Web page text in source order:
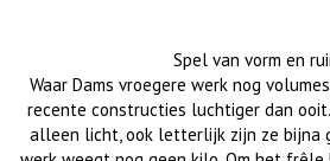
Spel van vorm en
Waar Dams vroegere werk nog
recente constructies luchtiger dan
alleen licht, ook letterlijk zijn ze bijna